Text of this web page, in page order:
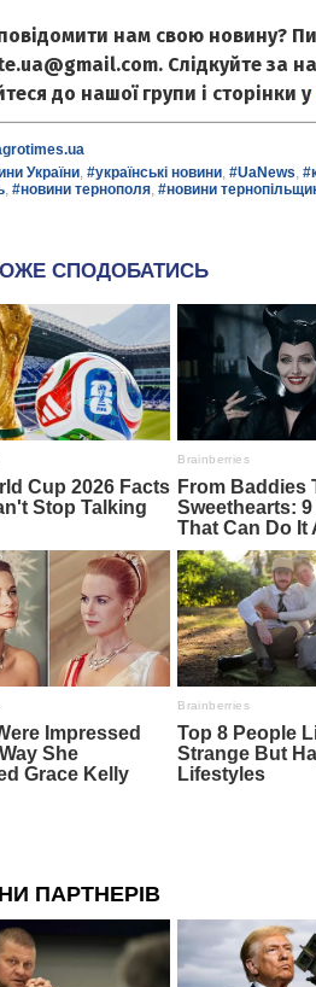
нам свою новину?
Слідкуйте за
до нашої групи і сторінки у
України, #українські новини, #UaNews,
, #новини тернополя, #новини